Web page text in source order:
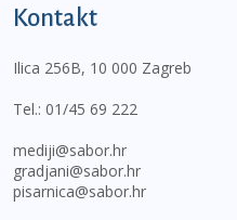
Kontakt
Ilica 256B, 10 000 Zagreb
Tel.: 01/45 69 222
mediji@sabor.hr
gradjani@sabor.hr
pisarnica@sabor.hr